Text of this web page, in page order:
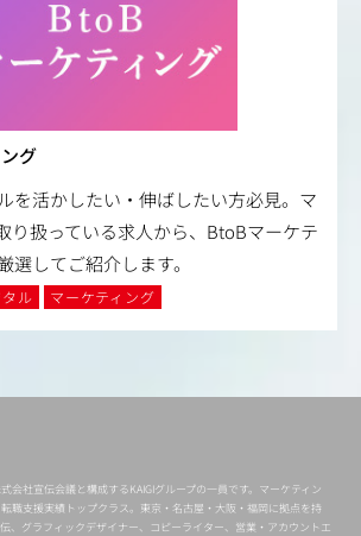
グ
を活かしたい・伸ばしたい方必見。マ
り扱っている求人から、BtoBマーケテ
選してご紹介します。
ル マーケティング
会社宣伝会議と構成するKAIGIグループの一員です。マーケティン
職支援実績トップクラス。東京・名古屋・大阪・福岡に拠点を持
、グラフィックデザイナー、コピーライター、営業・アカウントエ